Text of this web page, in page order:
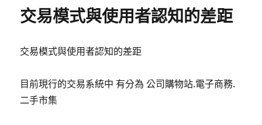
交易模式與使用者認知的差距
交易模式與使用者認知的差距
目前現行的交易系統中 有分為 公司購物站.電子商務.
二手市集